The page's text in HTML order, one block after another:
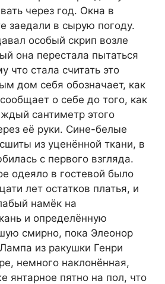
через год. Окна в
заедали в сырую погоду.
особый скрип возле
она перестала пытаться
что стала считать это
дом себя обозначает, как
о себе до того, как
сантиметр этого
её руки. Сине-белые
из уценённой ткани, в
с первого взгляда.
одеяло в гостевой было
лет остатков платья, и
намёк на
и определённую
смирно, пока Элеонор
из ракушки Генри
немного наклонённая,
янтарное пятно на пол, что